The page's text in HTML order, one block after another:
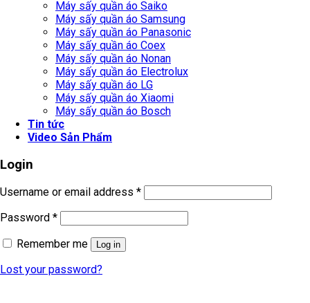
Máy sấy quần áo Saiko
Máy sấy quần áo Samsung
Máy sấy quần áo Panasonic
Máy sấy quần áo Coex
Máy sấy quần áo Nonan
Máy sấy quần áo Electrolux
Máy sấy quần áo LG
Máy sấy quần áo Xiaomi
Máy sấy quần áo Bosch
Tin tức
Video Sản Phẩm
Login
Username or email address *
Password *
Remember me
Log in
Lost your password?